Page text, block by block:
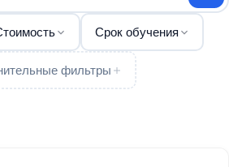
Срок обучения
фильтры